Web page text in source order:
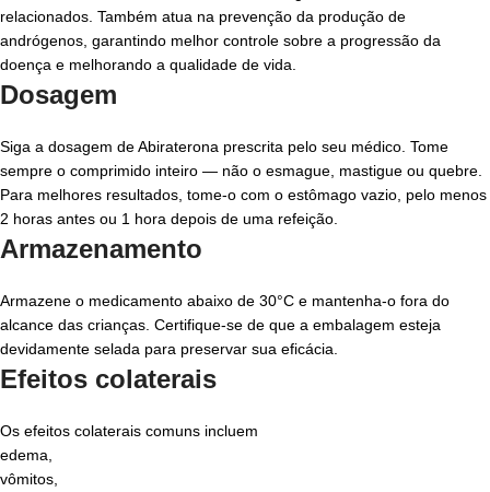
relacionados. Também atua na prevenção da produção de
andrógenos, garantindo melhor controle sobre a progressão da
doença e melhorando a qualidade de vida.
Dosagem
Siga a dosagem de Abiraterona prescrita pelo seu médico. Tome
sempre o comprimido inteiro — não o esmague, mastigue ou quebre.
Para melhores resultados, tome-o com o estômago vazio, pelo menos
2 horas antes ou 1 hora depois de uma refeição.
Armazenamento
Armazene o medicamento abaixo de 30°C e mantenha-o fora do
alcance das crianças. Certifique-se de que a embalagem esteja
devidamente selada para preservar sua eficácia.
Efeitos colaterais
Os efeitos colaterais comuns incluem
edema,
vômitos,